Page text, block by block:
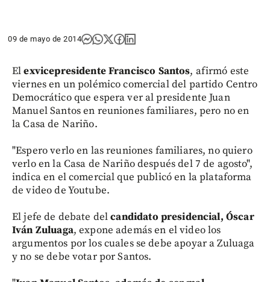
09 de mayo de 2014
Elexvicepresidente Francisco Santos, afirmó este
viernes en un polémico comercial del partido Centro
Democrático que espera ver al presidente Juan
Manuel Santos en reuniones familiares, pero no en
la Casa de Nariño.
"Espero verlo en las reuniones familiares, no quiero
verlo en la Casa de Nariño después del 7 de agosto",
indica en el comercial que publicó en la plataforma
de video de Youtube.
El jefe de debate delcandidato presidencial, Óscar
Iván Zuluaga, expone además en el video los
argumentos por los cuales se debe apoyar a Zuluaga
y no se debe votar por Santos.